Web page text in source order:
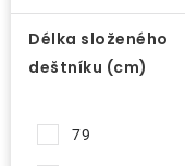
Naše katalogy
Kontakty
Délka složeného
deštníku (cm)
79